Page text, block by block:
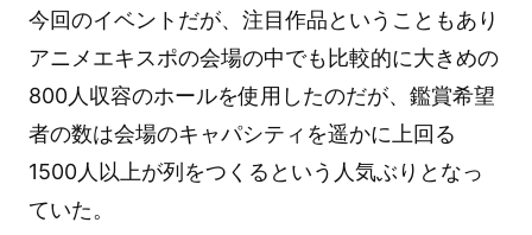
今回のイベントだが、注目作品ということもあり
アニメエキスポの会場の中でも比較的に大きめの
800人収容のホールを使用したのだが、鑑賞希望
者の数は会場のキャパシティを遥かに上回る
1500人以上が列をつくるという人気ぶりとなっ
ていた。